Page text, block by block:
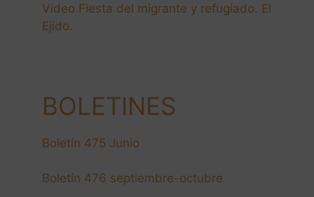
Video Fiesta del migrante y refugiado. El
Ejido.
BOLETINES
Boletín 475 Junio
Boletín 476 septiembre-octubre